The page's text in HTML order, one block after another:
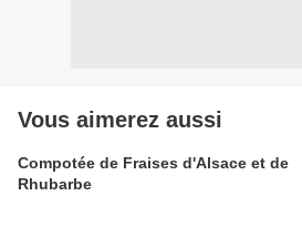
Vous aimerez aussi
Compotée de Fraises d'Alsace et de
Rhubarbe